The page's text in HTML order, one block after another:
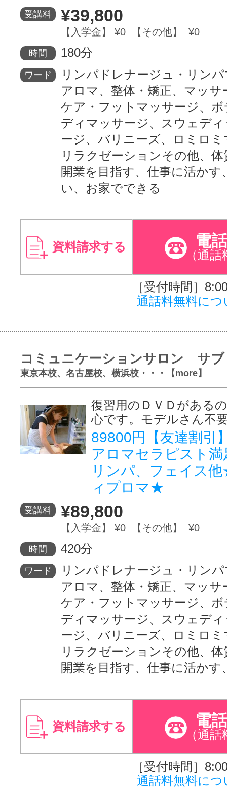
受講料 ¥39,800
【入学金】 ¥0 【その他】 ¥0
時間 180分
ワード
リンパドレナージュ・リン
アロマ、整体・矯正、マッサ
ケア・フットマッサージ、
ディマッサージ、スウェデ
ージ、バリニーズ、ロミロ
リラクゼーションその他、体
開業を目指す、仕事に活かす
い、お家でできる
資料請求する 電
（通話
［受付時間］
通話料無料につ
コミュニケーションサロン サブ
東京本校、名古屋校、横浜校・・・【more】
復習用のＤＶＤがある
心です。モデルさん不
89800円【友達割引
アロマセラピスト
リンパ、フェイス
ィプロマ★
受講料 ¥89,800
【入学金】 ¥0 【その他】 ¥0
時間 420分
ワード
リンパドレナージュ・リン
アロマ、整体・矯正、マッサ
ケア・フットマッサージ、
ディマッサージ、スウェデ
ージ、バリニーズ、ロミロ
リラクゼーションその他、体
開業を目指す、仕事に活かす
資料請求する 電
（通話
［受付時間］
通話料無料につ